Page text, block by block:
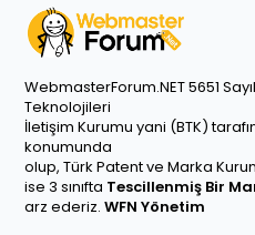
WebmasterForum.NET 5651
Teknolojileri
İletişim Kurumu yani (BTK)
konumunda
olup, Türk Patent ve Marka
ise 3 sınıfta Tescillenmiş Bir
arz ederiz. WFN Yönetim